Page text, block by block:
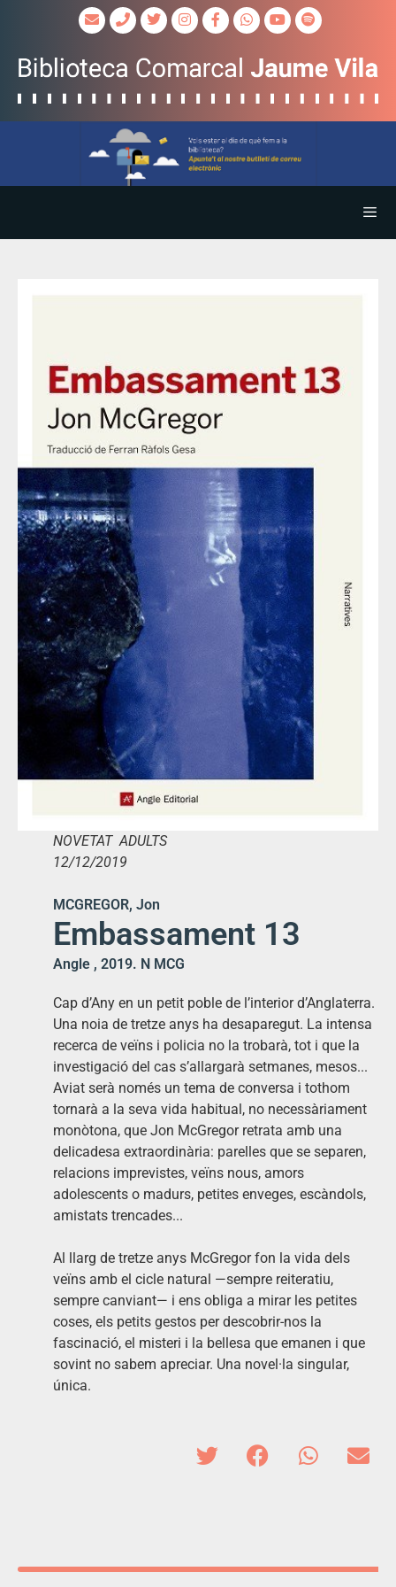
NOVETAT ADULTS
12/12/2019
MCGREGOR, Jon
Embassament 13
Angle , 2019. N MCG
Cap d’Any en un petit poble de l’interior d’Anglaterra.
Una noia de tretze anys ha desaparegut. La intensa
recerca de veïns i policia no la trobarà, tot i que la
investigació del cas s’allargarà setmanes, mesos...
Aviat serà només un tema de conversa i tothom
tornarà a la seva vida habitual, no necessàriament
monòtona, que Jon McGregor retrata amb una
delicadesa extraordinària: parelles que se separen,
relacions imprevistes, veïns nous, amors
adolescents o madurs, petites enveges, escàndols,
amistats trencades...
Al llarg de tretze anys McGregor fon la vida dels
veïns amb el cicle natural —sempre reiteratiu,
sempre canviant— i ens obliga a mirar les petites
coses, els petits gestos per descobrir-nos la
fascinació, el misteri i la bellesa que emanen i que
sovint no sabem apreciar. Una novel·la singular,
única.